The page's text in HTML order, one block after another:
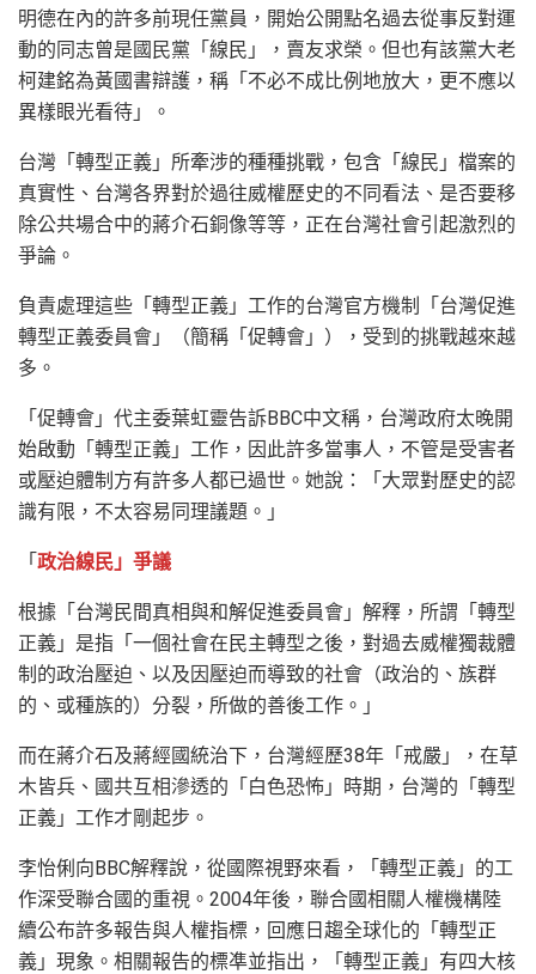
明德在內的許多前現任黨員，開始公開點名過去從事反對運
動的同志曾是國民黨「線民」，賣友求榮。但也有該黨大老
柯建銘為黃國書辯護，稱「不必不成比例地放大，更不應以
異樣眼光看待」。
台灣「轉型正義」所牽涉的種種挑戰，包含「線民」檔案的
真實性、台灣各界對於過往威權歷史的不同看法、是否要移
除公共場合中的蔣介石銅像等等，正在台灣社會引起激烈的
爭論。
負責處理這些「轉型正義」工作的台灣官方機制「台灣促進
轉型正義委員會」（簡稱「促轉會」），受到的挑戰越來越
多。
「促轉會」代主委葉虹靈告訴BBC中文稱，台灣政府太晚開
始啟動「轉型正義」工作，因此許多當事人，不管是受害者
或壓迫體制方有許多人都已過世。她說：「大眾對歷史的認
識有限，不太容易同理議題。」
「 政治線民」爭議
根據「台灣民間真相與和解促進委員會」解釋，所謂「轉型
正義」是指「一個社會在民主轉型之後，對過去威權獨裁體
制的政治壓迫、以及因壓迫而導致的社會（政治的、族群
的、或種族的）分裂，所做的善後工作。」
而在蔣介石及蔣經國統治下，台灣經歷38年「戒嚴」，在草
木皆兵、國共互相滲透的「白色恐怖」時期，台灣的「轉型
正義」工作才剛起步。
李怡俐向BBC解釋說，從國際視野來看，「轉型正義」的工
作深受聯合國的重視。2004年後，聯合國相關人權機構陸
續公布許多報告與人權指標，回應日趨全球化的「轉型正
義」現象。相關報告的標凖並指出，「轉型正義」有四大核